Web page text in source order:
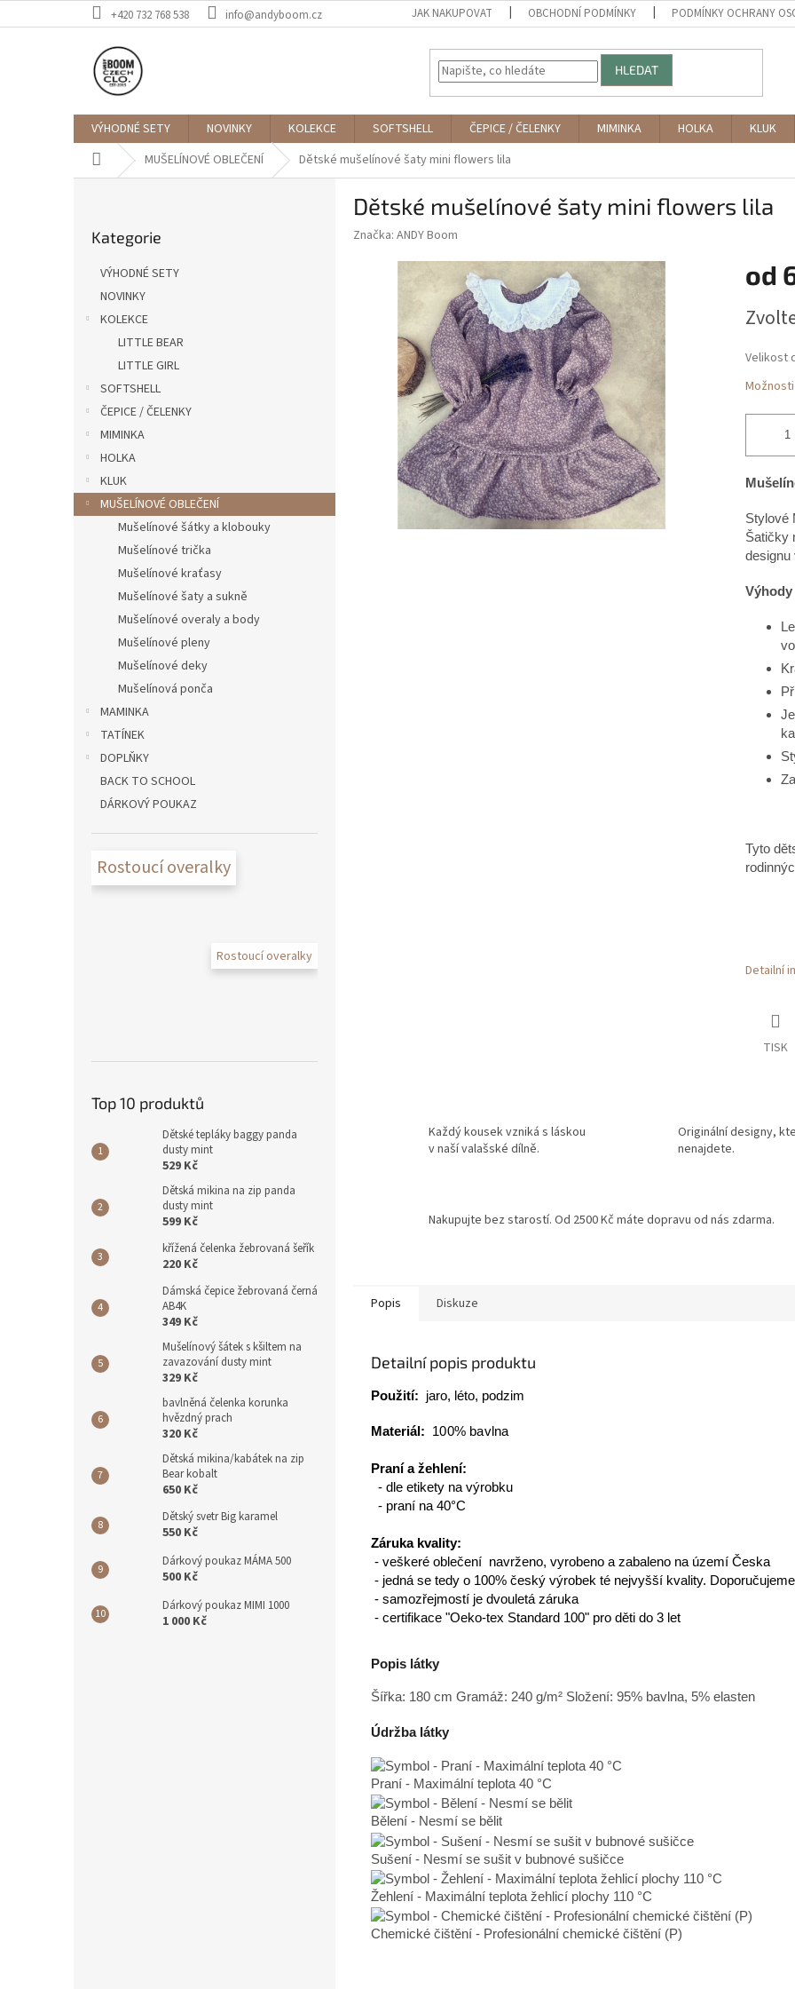
na
+420 732 768 538 info@andyboom.cz JAK NAKUPOVAT OBCHODNÍ PODMÍNKY PODMÍNKY OCHRANY
HLEDAT
VÝHODNÉ SETY NOVINKY KOLEKCE SOFTSHELL ČEPICE / ČELENKY MIMINKA HOLKA
KLUK
Domů MUŠELÍNOVÉ OBLEČENÍ Dětské mušelínové šaty mini flowers lila
kategorie
Kategorie
VÝHODNÉ SETY
NOVINKY
KOLEKCE
LITTLE BEAR
LITTLE GIRL
SOFTSHELL
ČEPICE / ČELENKY
MIMINKA
HOLKA
KLUK
MUŠELÍNOVÉ OBLEČENÍ
Mušelínové šátky a klobouky
Mušelínové trička
Mušelínové kraťasy
Mušelínové šaty a sukně
Mušelínové overaly a body
Mušelínové pleny
Mušelínové deky
Mušelínová ponča
MAMINKA
TATÍNEK
DOPLŇKY
BACK TO SCHOOL
DÁRKOVÝ POUKAZ
Rostoucí overalky
Rostoucí overalky
Top 10 produktů
Dětské tepláky baggy panda
dusty mint
529 Kč
Dětská mikina na zip panda
dusty mint
599 Kč
křížená čelenka žebrovaná šeřík
220 Kč
Dámská čepice žebrovaná černá
AB4K
349 Kč
Mušelínový šátek s kšiltem na
zavazování dusty mint
329 Kč
bavlněná čelenka korunka
hvězdný prach
320 Kč
Dětská mikina/kabátek na zip
Bear kobalt
650 Kč
Dětský svetr Big karamel
550 Kč
Dárkový poukaz MÁMA 500
500 Kč
Dárkový poukaz MIMI 1000
1 000 Kč
Dětské mušelínové šaty mini flowers lila
Značka: ANDY Boom
od
cena:
Velikost
Stylové
Šatičky
designu
Tyto
Detailní
TISK
Každý kousek vzniká s láskou
v naší valašské dílně.
Originální designy,
nenajdete.
Nakupujte bez starostí. Od 2500 Kč máte dopravu od nás zdarma.
Popis Diskuze
Detailní popis produktu
Použití: jaro, léto, podzim
Materiál: 100% bavlna
Praní a žehlení:
- dle etikety na výrobku
- praní na 40°C
Záruka kvality:
- veškeré oblečení navrženo, vyrobeno a zabaleno na území Česka
- jedná se tedy o 100% český výrobek té nejvyšší kvality.
- samozřejmostí je dvouletá záruka
- certifikace "Oeko-tex Standard 100" pro děti do 3 let
Popis látky
Šířka: 180 cm Gramáž: 240 g/m² Složení: 95% bavlna, 5% elasten
Údržba látky
Praní - Maximální teplota 40 °C
Bělení - Nesmí se bělit
Sušení - Nesmí se sušit v bubnové sušičce
Žehlení - Maximální teplota žehlicí plochy 110 °C
Chemické čištění - Profesionální chemické čištění (P)